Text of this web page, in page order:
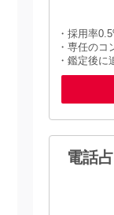
・採用率
・専任の
・鑑定後
電話